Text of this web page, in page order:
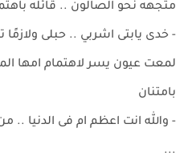
متجهه نحو الصالون .. قائله
- خدى يابتى اشربي .. حبلى ولازمًا
لمعت عيون يسر لاهتمام امها
بامتنان
- والله انت اعظم ام فى الدنيا
...